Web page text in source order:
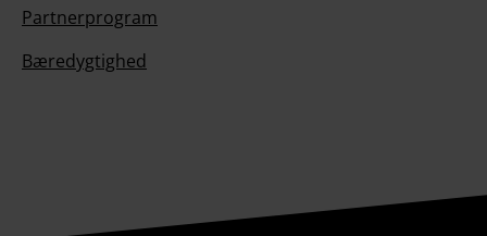
Partnerprogram
Bæredygtighed